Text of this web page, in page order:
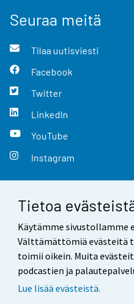
Tietoa
Käytämme sivustollamme
Välttämättömiä evästeitä
toimii oikein. Muita
podcastien ja
Lue lisää evästeistä.
Seuraa meitä
Tilaa uutisviesti
Facebook
Twitter
LinkedIn
YouTube
Instagram
Yhteystiedot
Palaute
Käyttöehdot